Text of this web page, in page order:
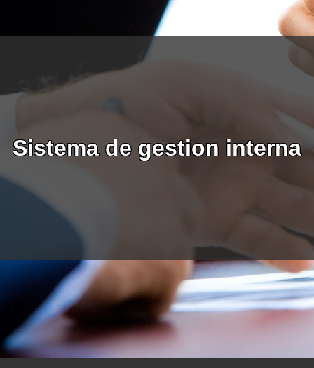
Sistema de gestion interna